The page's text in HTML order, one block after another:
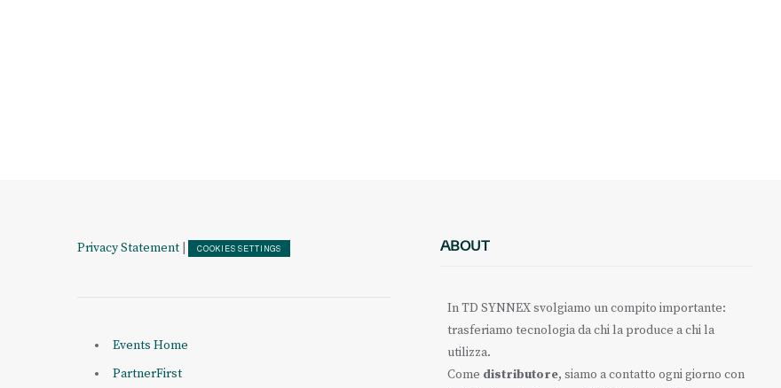
Privacy Statement COOKIES SETTINGS
Events Home
PartnerFirst
ABOUT
In TD SYNNEX svolgiamo un compito importante:
trasferiamo tecnologia da chi la produce a chi la
utilizza.
Come distributore, siamo a contatto ogni giorno con